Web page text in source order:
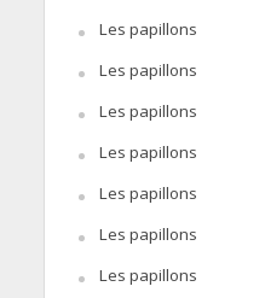
Les papillons
Les papillons
Les papillons
Les papillons
Les papillons
Les papillons
Les papillons